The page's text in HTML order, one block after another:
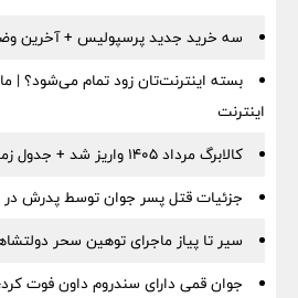
سه خرید جدید پرسپولیس + آخرین
بسته اینترنت‌تان زود تمام می‌شود؟ |
اینترنت
کالابرگ مرداد ۱۴۰۵ واریز شد + جدول زمان و مبلغ کالابرگ
جزئیات قتل پسر جوان توسط پدرش
سیر تا پیاز ماجرای توهین سحر
جوان قمی دارای سندروم داون فوت